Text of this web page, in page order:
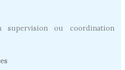
supervision ou coordination